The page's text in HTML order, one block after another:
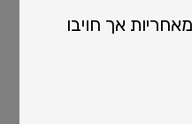
אך חויבו